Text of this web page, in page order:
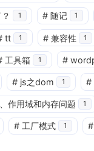
1 # 随记 1
tt 1 # 兼容性 1
工具箱 1 #
# js之dom 1 #
作用域和内存问题 1
# 工厂模式 1 #